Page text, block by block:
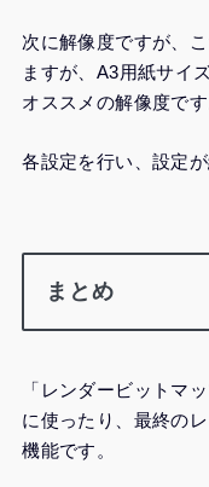
次に解像度ですが、
ますが、A3用紙サイ
オススメの解像度です
各設定を行い、設定
まとめ
「レンダービットマ
に使ったり、最終の
機能です。